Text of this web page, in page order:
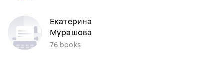
Екатерина
Мурашова
76 books